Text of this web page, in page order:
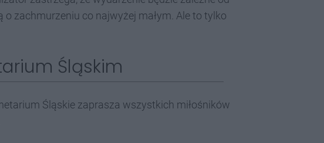
zachmurzeniu co najwyżej małym. Ale to tylko
Śląskim
Śląskie zaprasza wszystkich miłośników